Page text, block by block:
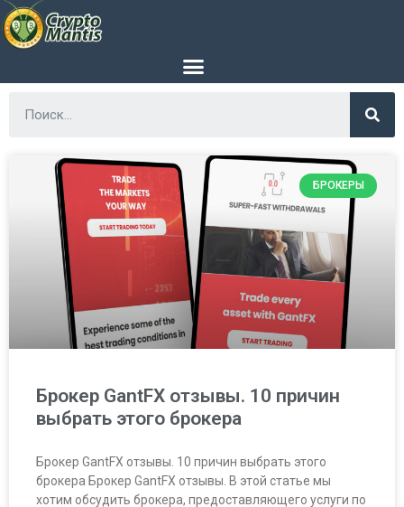
БРОКЕРЫ
Брокер GantFX отзывы. 10 причин
выбрать этого брокера
Брокер GantFX отзывы. 10 причин выбрать этого
брокера Брокер GantFX отзывы. В этой статье мы
хотим обсудить брокера, предоставляющего услуги по